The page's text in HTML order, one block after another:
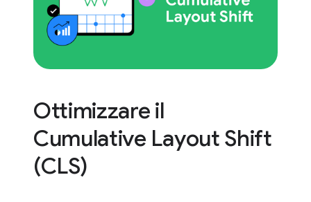
Ottimizzare il
Cumulative Layout Shift
(CLS)